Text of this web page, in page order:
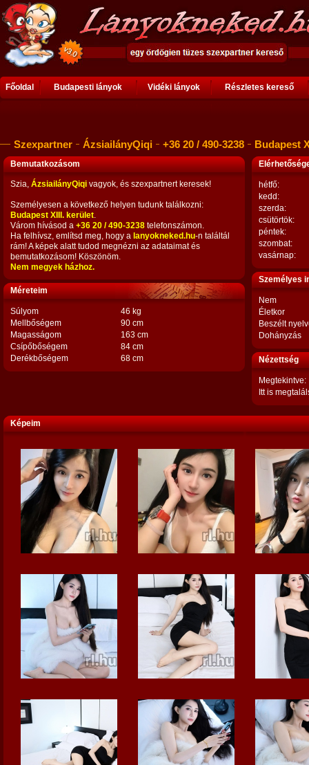
Főoldal Budapesti lányok Vidéki lányok Részletes kereső
Szexpartner ÁzsiailányQiqi +36 20 / 490-3238 Budapest
Bemutatkozásom
Szia, ÁzsiailányQiqi vagyok, és szexpartnert keresek!
Személyesen a következő helyen tudunk találkozni:
Budapest XIII. kerület.
Várom hívásod a +36 20 / 490-3238 telefonszámon.
Ha felhívsz, említsd meg, hogy a lanyokneked.hu-n találtál
rám! A képek alatt tudod megnézni az adataimat és
bemutatkozásom! Köszönöm.
Nem megyek házhoz.
Méreteim
Súlyom
46 kg
Mellbőségem
90 cm
Magasságom
163 cm
Csípőbőségem
84 cm
Derékbőségem
68 cm
hétfő:
kedd:
szerda:
csütörtök:
péntek:
szombat:
vasárnap:
Személyes
Nem
Életkor
Beszélt
Dohányzás
Nézettség
Megtekintve:
Itt is
Képeim